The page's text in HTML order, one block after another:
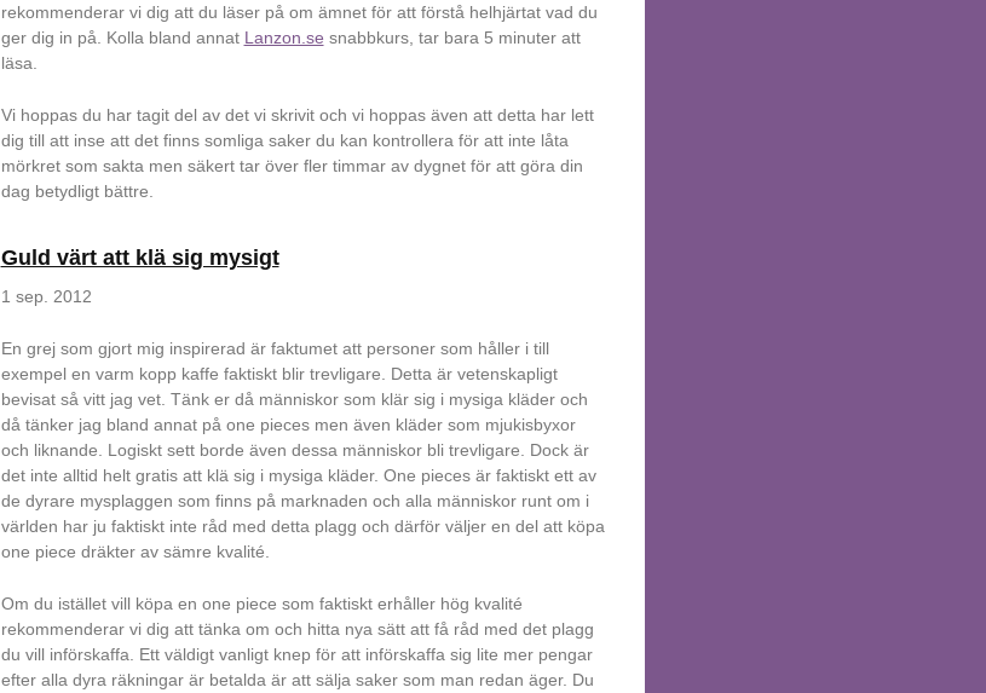
rekommenderar vi dig att du läser på om ämnet för att förstå helhjärtat vad du
ger dig in på. Kolla bland annat Lanzon.se snabbkurs, tar bara 5 minuter att
läsa.
Vi hoppas du har tagit del av det vi skrivit och vi hoppas även att detta har lett
dig till att inse att det finns somliga saker du kan kontrollera för att inte låta
mörkret som sakta men säkert tar över fler timmar av dygnet för att göra din
dag betydligt bättre.
Guld värt att klä sig mysigt
1 sep. 2012
En grej som gjort mig inspirerad är faktumet att personer som håller i till
exempel en varm kopp kaffe faktiskt blir trevligare. Detta är vetenskapligt
bevisat så vitt jag vet. Tänk er då människor som klär sig i mysiga kläder och
då tänker jag bland annat på one pieces men även kläder som mjukisbyxor
och liknande. Logiskt sett borde även dessa människor bli trevligare. Dock är
det inte alltid helt gratis att klä sig i mysiga kläder. One pieces är faktiskt ett av
de dyrare mysplaggen som finns på marknaden och alla människor runt om i
världen har ju faktiskt inte råd med detta plagg och därför väljer en del att köpa
one piece dräkter av sämre kvalité.
Om du istället vill köpa en one piece som faktiskt erhåller hög kvalité
rekommenderar vi dig att tänka om och hitta nya sätt att få råd med det plagg
du vill införskaffa. Ett väldigt vanligt knep för att införskaffa sig lite mer pengar
efter alla dyra räkningar är betalda är att sälja saker som man redan äger. Du